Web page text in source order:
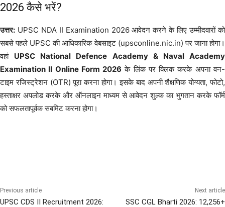
2026 कैसे भरें?
उत्तर: UPSC NDA II Examination 2026 आवेदन करने के लिए उम्मीदवारों को
सबसे पहले UPSC की आधिकारिक वेबसाइट (upsconline.nic.in) पर जाना होगा।
वहां UPSC National Defence Academy & Naval Academy
Examination II Online Form 2026 के लिंक पर क्लिक करके अपना वन-
टाइम रजिस्ट्रेशन (OTR) पूरा करना होगा। इसके बाद अपनी शैक्षणिक योग्यता, फोटो,
हस्ताक्षर अपलोड करके और ऑनलाइन माध्यम से आवेदन शुल्क का भुगतान करके फॉर्म
को सफलतापूर्वक सबमिट करना होगा।
Previous article
UPSC CDS II Recruitment 2026:
Next article
SSC CGL Bharti 2026: 12,256+